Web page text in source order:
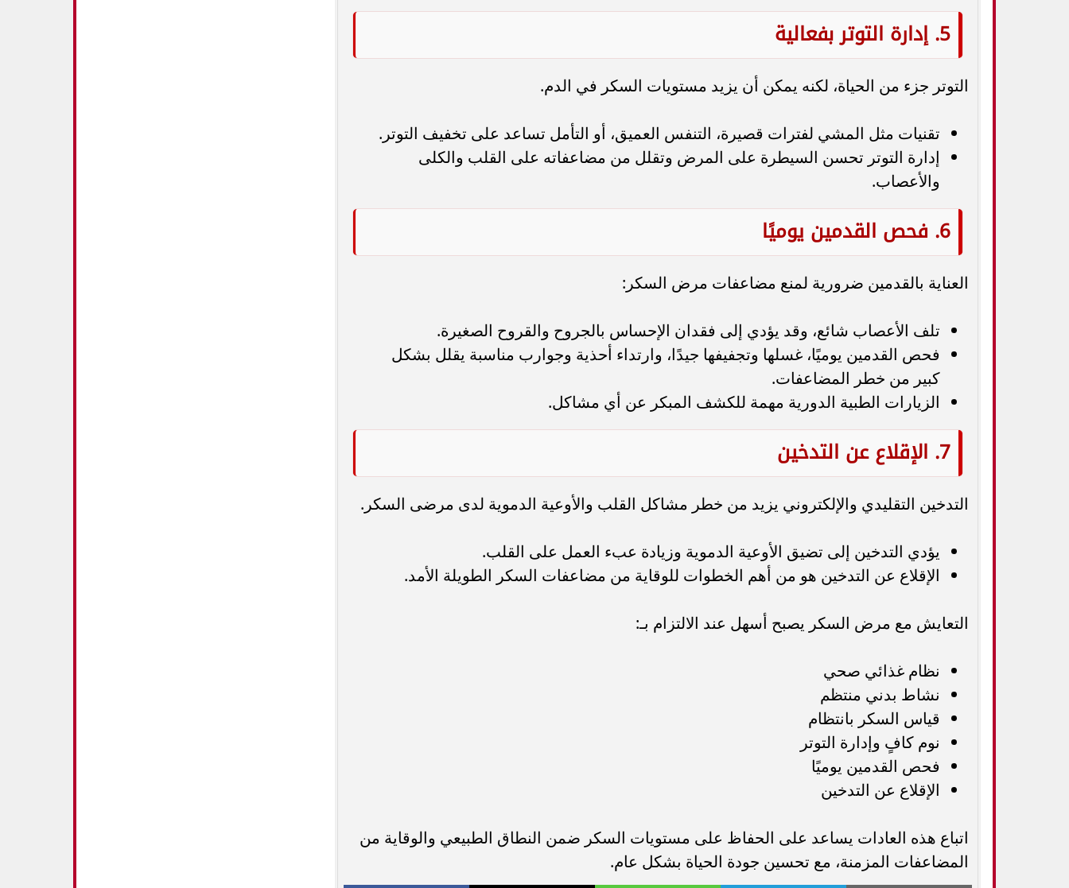
5. إدارة التوتر بفعالية
التوتر جزء من الحياة، لكنه يمكن أن يزيد مستويات السكر في الدم.
تقنيات مثل المشي لفترات قصيرة، التنفس العميق، أو التأمل تساعد على تخفيف التوتر.
إدارة التوتر تحسن السيطرة على المرض وتقلل من مضاعفاته على القلب والكلى
والأعصاب.
6. فحص القدمين يوميًا
العناية بالقدمين ضرورية لمنع مضاعفات مرض السكر:
تلف الأعصاب شائع، وقد يؤدي إلى فقدان الإحساس بالجروح والقروح الصغيرة.
فحص القدمين يوميًا، غسلها وتجفيفها جيدًا، وارتداء أحذية وجوارب مناسبة يقلل بشكل
كبير من خطر المضاعفات.
الزيارات الطبية الدورية مهمة للكشف المبكر عن أي مشاكل.
7. الإقلاع عن التدخين
التدخين التقليدي والإلكتروني يزيد من خطر مشاكل القلب والأوعية الدموية لدى مرضى السكر.
يؤدي التدخين إلى تضيق الأوعية الدموية وزيادة عبء العمل على القلب.
الإقلاع عن التدخين هو من أهم الخطوات للوقاية من مضاعفات السكر الطويلة الأمد.
التعايش مع مرض السكر يصبح أسهل عند الالتزام بـ:
نظام غذائي صحي
نشاط بدني منتظم
قياس السكر بانتظام
نوم كافٍ وإدارة التوتر
فحص القدمين يوميًا
الإقلاع عن التدخين
اتباع هذه العادات يساعد على الحفاظ على مستويات السكر ضمن النطاق الطبيعي والوقاية من
المضاعفات المزمنة، مع تحسين جودة الحياة بشكل عام.